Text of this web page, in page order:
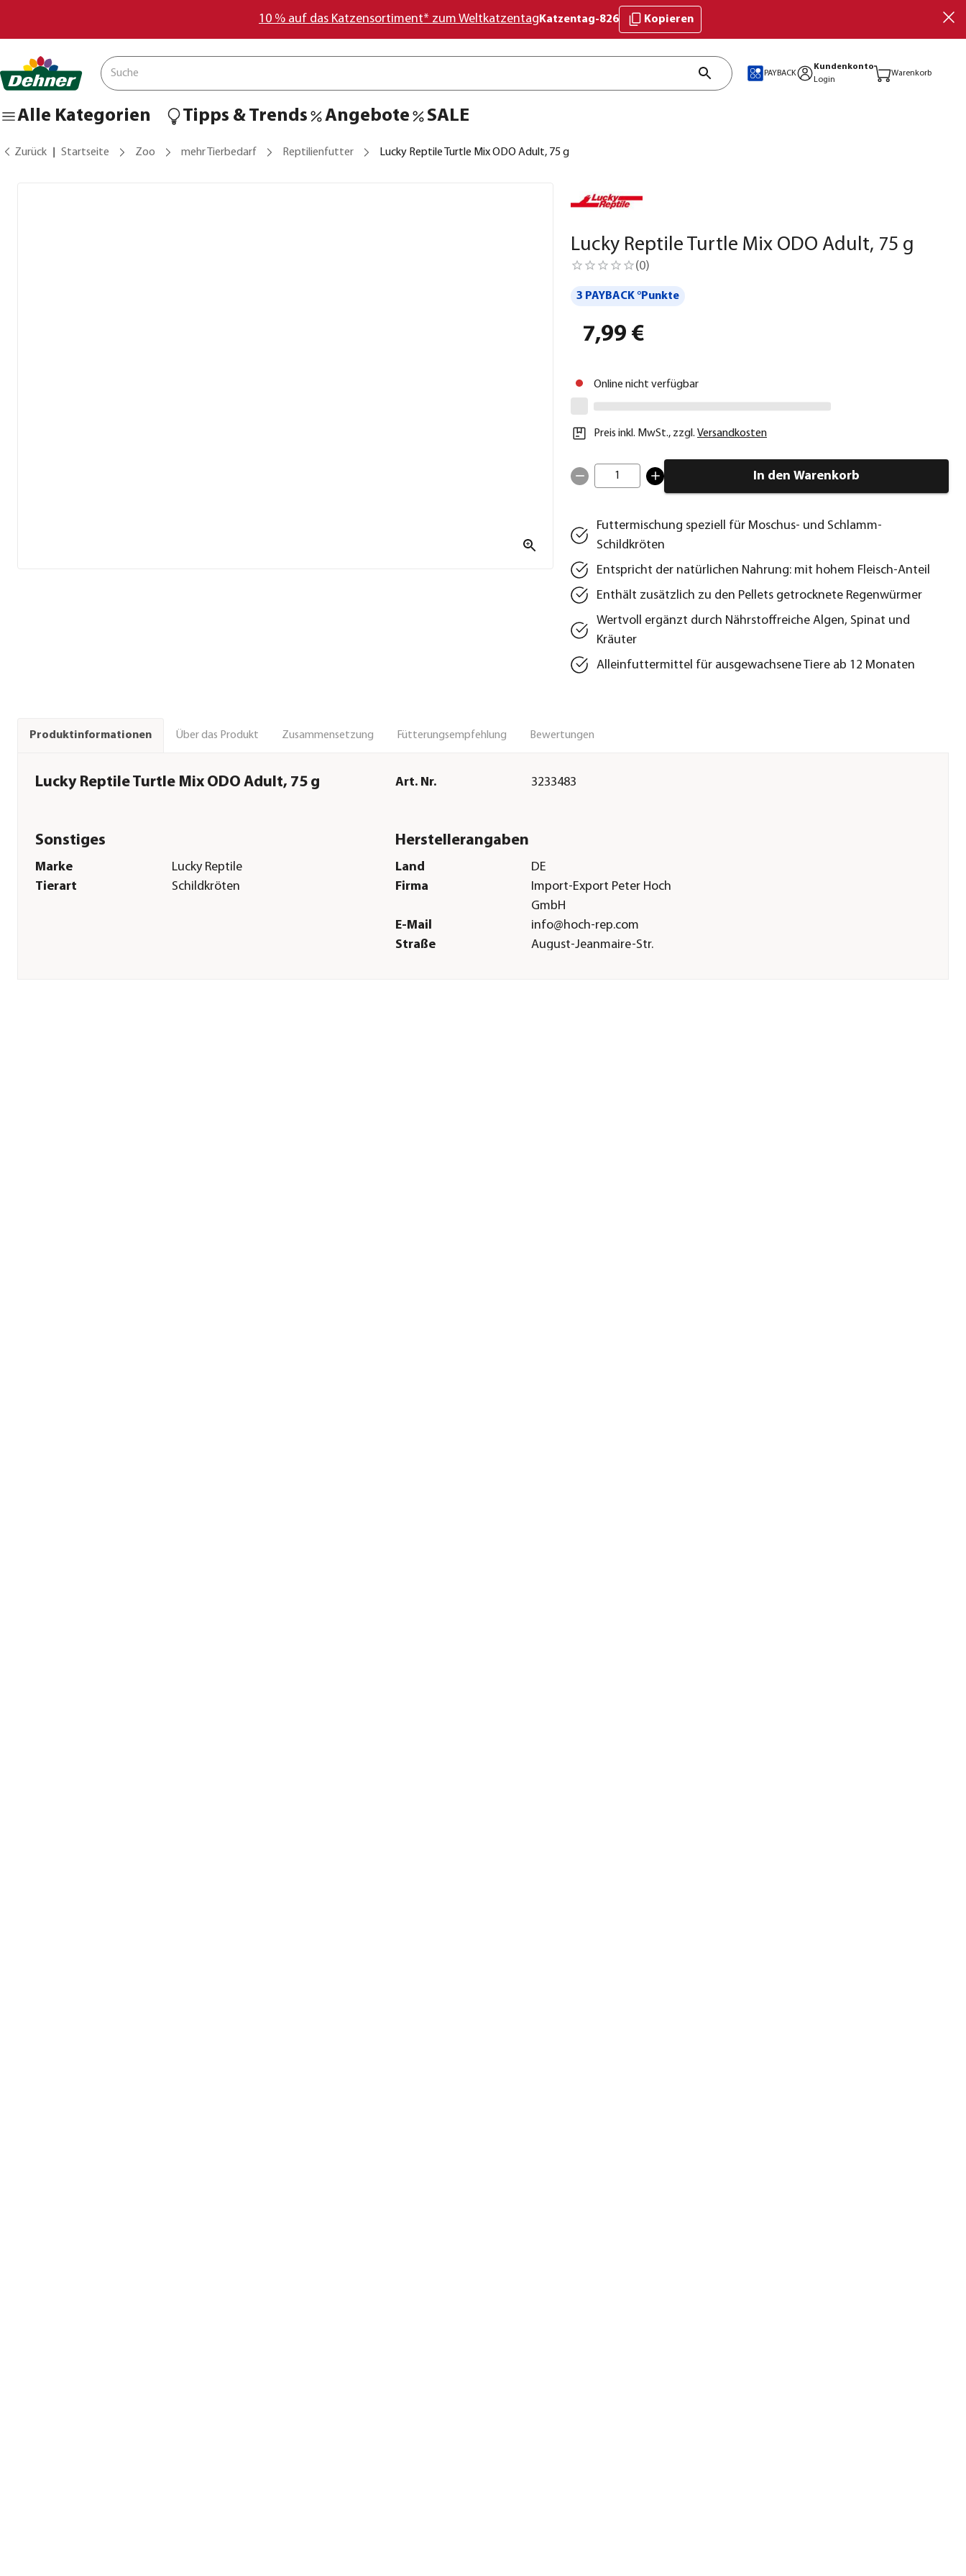
10 % auf das Katzensortiment* zum Weltkatzentag Katzentag-826 Kopieren
PAYBACK
Kundenkonto
Login
Warenkorb
Alle Kategorien Tipps & Trends Angebote SALE
Zurück Startseite Zoo mehr Tierbedarf Reptilienfutter Lucky Reptile Turtle Mix ODO Adult, 75 g
Lucky Reptile Turtle Mix ODO Adult, 75 g
(0)
3 PAYBACK °Punkte
7,99 €
Online nicht verfügbar
Preis inkl. MwSt., zzgl. Versandkosten
1 In den Warenkorb
Futtermischung speziell für Moschus- und Schlamm-
Schildkröten
Entspricht der natürlichen Nahrung: mit hohem Fleisch-Anteil
Enthält zusätzlich zu den Pellets getrocknete Regenwürmer
Wertvoll ergänzt durch Nährstoffreiche Algen, Spinat und
Kräuter
Alleinfuttermittel für ausgewachsene Tiere ab 12 Monaten
Produktinformationen Über das Produkt Zusammensetzung Fütterungsempfehlung Bewertungen
Lucky Reptile Turtle Mix ODO Adult, 75 g Art. Nr. 3233483
Sonstiges
Marke
Lucky Reptile
Tierart
Schildkröten
Herstellerangaben
Land
DE
Firma
Import-Export Peter Hoch
GmbH
E-Mail
info@hoch-rep.com
Straße
August-Jeanmaire-Str.